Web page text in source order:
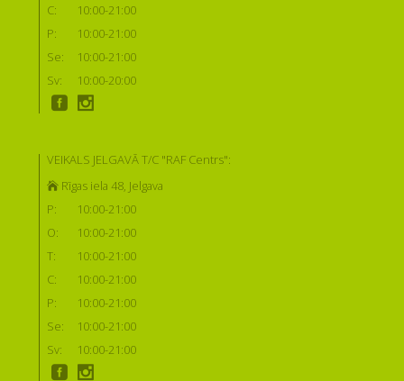
C:
10:00-21:00
P:
10:00-21:00
Se:
10:00-21:00
Sv:
10:00-20:00
VEIKALS JELGAVĀ T/C "RAF Centrs":
Rīgas iela 48, Jelgava
P:
10:00-21:00
O:
10:00-21:00
T:
10:00-21:00
C:
10:00-21:00
P:
10:00-21:00
Se:
10:00-21:00
Sv:
10:00-21:00